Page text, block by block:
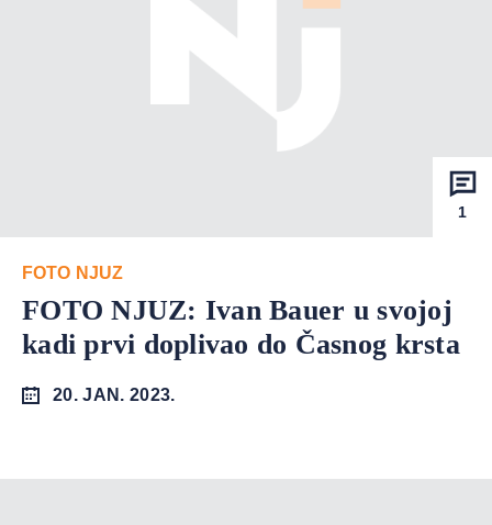
1
FOTO NJUZ
FOTO NJUZ: Ivan Bauer u svojoj
kadi prvi doplivao do Časnog krsta
20. JAN. 2023.